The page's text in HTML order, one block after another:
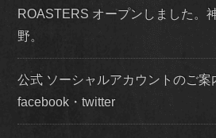
ROASTERS オープンしました。
野。
公式 ソーシャルアカウントのご案
facebook・twitter